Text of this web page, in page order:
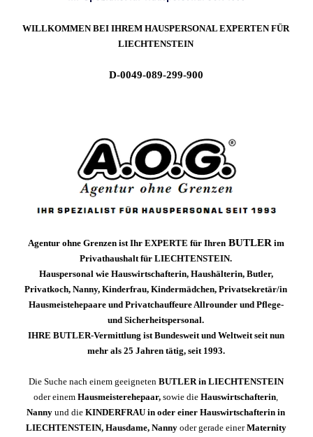
WILLKOMMEN BEI IHREM HAUSPERSONALEXPERTEN FÜR
LIECHTENSTEIN
D-0049-089-299-900
Agentur ohne Grenzen ist Ihr EXPERTE für IhrenBUTLER im
Privathaushalt für LIECHTENSTEIN.
Hauspersonal wie Hauswirtschafterin, Haushälterin, Butler,
Privatkoch, Nanny, Kinderfrau, Kindermädchen, Privatsekretär/in
Hausmeistehepaare und Privatchauffeure Allrounder und Pflege-
und Sicherheitspersonal.
IHRE BUTLER-Vermittlung ist Bundesweit und Weltweit seit nun
mehr als 25 Jahren tätig, seit 1993.
Die Suche nach einem geeigneten BUTLER in LIECHTENSTEIN
oder einem Hausmeisterehepaar,sowie die Hauswirtschafterin
Nanny und dieKINDERFRAU in oder einer Hauswirtschafterin in
LIECHTENSTEIN, Hausdame, Nanny oder gerade einerMaternity